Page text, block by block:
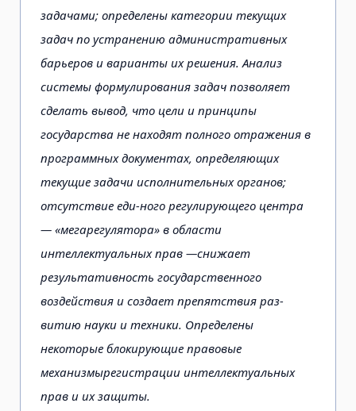
задачами; определены категории текущих
задач по устранению административных
барьеров и варианты их решения. Анализ
системы формулирования задач позволяет
сделать вывод, что цели и принципы
государства не находят полного отражения в
программных документах, определяющих
текущие задачи исполнительных органов;
отсутствие еди-ного регулирующего центра
— «мегарегулятора» в области
интеллектуальных прав —снижает
результативность государственного
воздействия и создает препятствия раз-
витию науки и техники. Определены
некоторые блокирующие правовые
механизмырегистрации интеллектуальных
прав и их защиты.